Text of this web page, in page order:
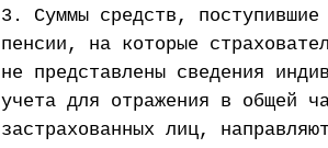
3. Суммы средств,
пенсии, на которые
не представлены сведения
учета для отражения в общей
застрахованных лиц,